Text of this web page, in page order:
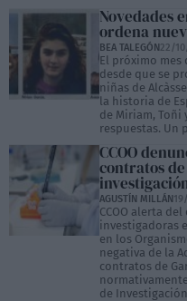
Novedades
ordena
BEA TALEGÓN22/
El próximo mes
desde que se
niñas de
la historia de
de Miriam, Toñi
respuestas. Un
CCOO
contratos
AGUSTÍN MILLÁN
CCOO alerta
investigadoras
en los
negativa de la
contratos de
de